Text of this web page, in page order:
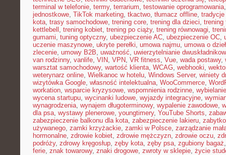
terminal w telefonie, termy, terrarium, testowanie oprogramowania
jednostkowe, TikTok marketing, tkactwo, tłumacz offline, tradycje
kota, trasy samochodowe, trening core, trening dla dzieci, trening
kettlebell , trening kobiet, trening po ciąży, trening równowagi,
gumami, tuning optyczny, ubezpieczenie AC, ubezpieczenie OC,
uczenie maszynowe, ukryte perełki, umowa najmu, umowa o
zlecenie, umowy B2B, uważność, uwierzytelnianie
van rodzinny, vanlife, VIN, VPN, VR fitness, Vue, wada postawy,
warsztat samochodowy, wartość klienta, WCAG, webhooki,
weterynarz online, Wielkanoc w hotelu, Windows Server, winiety
wizytówka Google, własność intelektualna, WooCommerce,
workation, wsparcie kryzysowe, wspomnienia rodzinne,
wycena startupu, wycinanki ludowe, wyjazdy integracyjne,
wynagrodzenia, wynajem długoterminowy, wypalenie zawodowe,
dla psa, wystawy plenerowe, youngtimery, YouTube Shorts,
zabezpieczenie balkonu dla kota, zabezpieczenie lakieru,
używanego, zamki krzyżackie, zamki w Polsce, zarządzanie
hormonalne, zdrowie kobiet, zdrowie mężczyzn, zdrowie oczu,
podróży, zdrowy kręgosłup, zęby kota, zęby psa, zgubiony bagaż
ferie, znak towarowy, znaki drogowe, zwroty w sklepie, życie